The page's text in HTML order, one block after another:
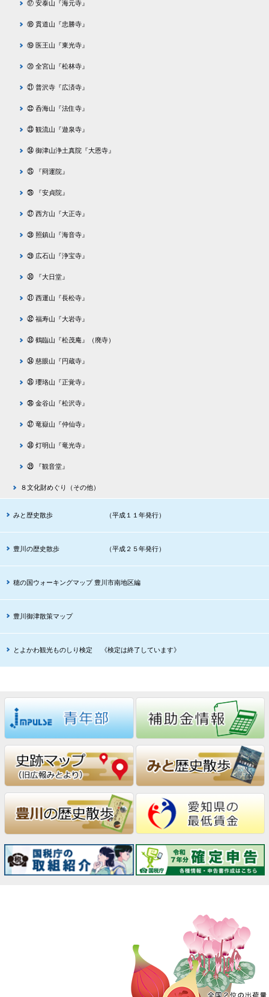
⑰ 安泰山『海元寺』
⑱ 貫道山『忠勝寺』
⑲ 医王山『東光寺』
⑳ 全宮山『松林寺』
㉑ 普沢寺『広済寺』
㉒ 呑海山『法住寺』
㉓ 観流山『遊泉寺』
㉔ 御津山浄土真院『大恩寺』
㉕ 『冏運院』
㉖ 『安貞院』
㉗ 西方山『大正寺』
㉘ 照鎮山『海音寺』
㉙ 広石山『浄宝寺』
㉚ 『大日堂』
㉛ 西運山『長松寺』
㉜ 福寿山『大岩寺』
㉝ 鶴臨山『松茂庵』（廃寺）
㉞ 慈眼山『円蔵寺』
㉟ 瓔珞山『正覚寺』
㊱ 金谷山『松沢寺』
㊲ 竜嶽山『仲仙寺』
㊳ 灯明山『竜光寺』
㊴ 『観音堂』
８文化財めぐり（その他）
みと歴史散歩 （平成１１年発行）
豊川の歴史散歩 （平成２５年発行）
穂の国ウォーキングマップ 豊川市南地区編
豊川御津散策マップ
とよかわ観光ものしり検定 《検定は終了しています》